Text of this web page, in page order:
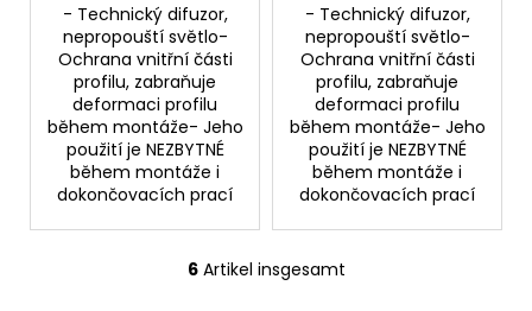
- Technický difuzor,
nepropouští světlo-
Ochrana vnitřní části
profilu, zabraňuje
deformaci profilu
během montáže- Jeho
použití je NEZBYTNÉ
během montáže i
dokončovacích prací
- Technický difuzor,
nepropouští světlo-
Ochrana vnitřní části
profilu, zabraňuje
deformaci profilu
během montáže- Jeho
použití je NEZBYTNÉ
během montáže i
dokončovacích prací
S
6Artikel insgesamt